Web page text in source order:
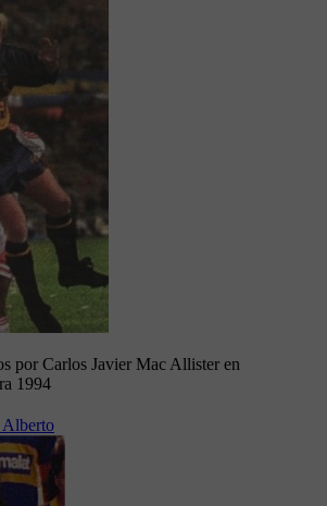
por Carlos Javier Mac Allister en
1994
Alberto